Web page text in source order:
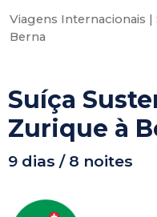
Viagens Internacionais
Berna
Suíça
Zurique à
9 dias / 8 noites